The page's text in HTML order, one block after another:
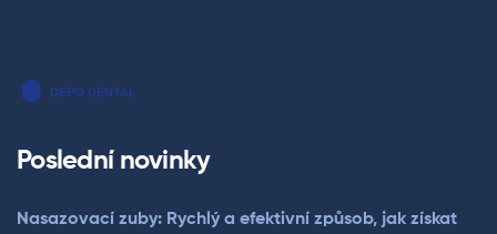
Poslední novinky
Nasazovací zuby: Rychlý a efektivní způsob, jak získat